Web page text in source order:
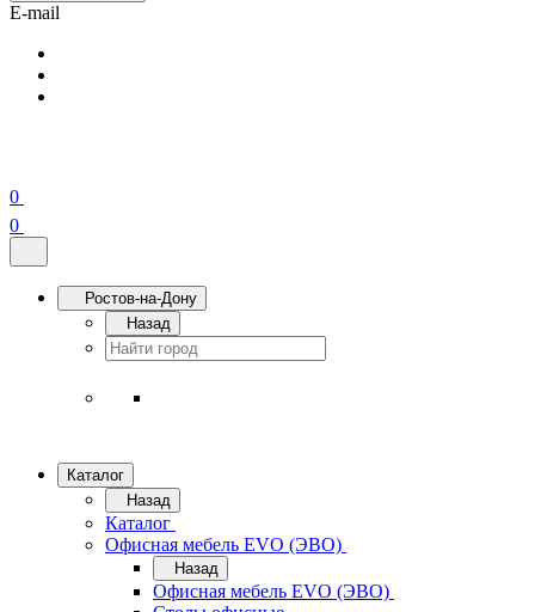
E-mail
0
0
Ростов-на-Дону
Назад
Каталог
Назад
Каталог
Офисная мебель EVO (ЭВО)
Назад
Офисная мебель EVO (ЭВО)